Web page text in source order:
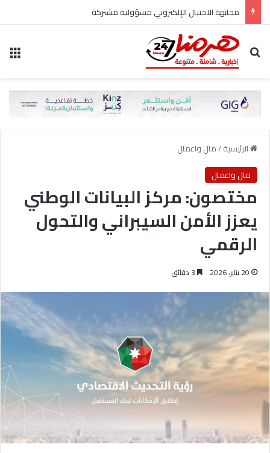
مجابهة الاحتيال الإلكتروني مسؤولية مشتركة
بحث عن
الرئيسية/مال واعمال
مال واعمال
مختصون: مركز البيانات الوطني
يعزز الأمن السيبراني والتحول
الرقمي
20 يناير، 2026